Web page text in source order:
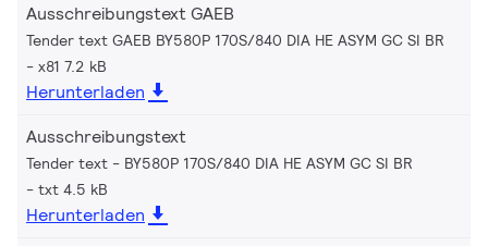
Ausschreibungstext GAEB
Tender text GAEB BY580P 170S/840 DIA HE ASYM GC SI BR
x81 7.2 kB
Herunterladen
Ausschreibungstext
Tender text - BY580P 170S/840 DIA HE ASYM GC SI BR
txt 4.5 kB
Herunterladen